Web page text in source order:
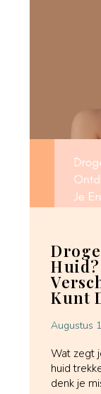
Kunt
Augustus
Wat zegt
huid
denk je